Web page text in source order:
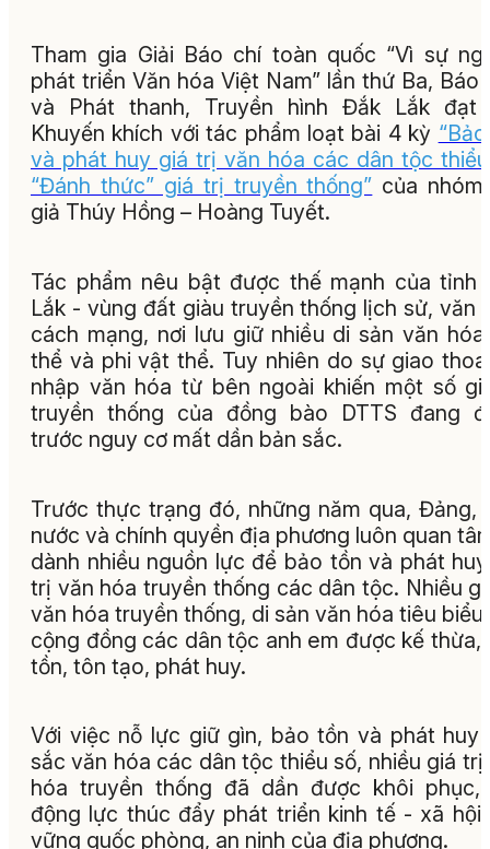
Tham gia Giải Báo chí toàn quốc “Vì sự
phát triển Văn hóa Việt Nam” lần thứ Ba, Báo
và Phát thanh, Truyền hình Đắk Lắk đạt
Khuyến khích với tác phẩm loạt bài 4 kỳ
và phát huy giá trị văn hóa các dân tộc
“Đánh thức” giá trị truyền thống” của
giả Thúy Hồng – Hoàng Tuyết.
Tác phẩm nêu bật được thế mạnh của tỉnh
Lắk - vùng đất giàu truyền thống lịch sử, văn
cách mạng, nơi lưu giữ nhiều di sản văn
thể và phi vật thể. Tuy nhiên do sự giao
nhập văn hóa từ bên ngoài khiến một số
truyền thống của đồng bào DTTS đang
trước nguy cơ mất dần bản sắc.
Trước thực trạng đó, những năm qua, Đảng,
nước và chính quyền địa phương luôn quan
dành nhiều nguồn lực để bảo tồn và phát
trị văn hóa truyền thống các dân tộc. Nhiều
văn hóa truyền thống, di sản văn hóa tiêu biểu
cộng đồng các dân tộc anh em được kế thừa,
tồn, tôn tạo, phát huy.
Với việc nỗ lực giữ gìn, bảo tồn và phát huy
sắc văn hóa các dân tộc thiểu số, nhiều giá trị
hóa truyền thống đã dần được khôi phục,
động lực thúc đẩy phát triển kinh tế - xã
vững quốc phòng, an ninh của địa phương.